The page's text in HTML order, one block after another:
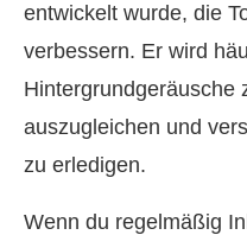
entwickelt wurde, die
verbessern. Er wird
Hintergrundgeräusche
auszugleichen und
zu erledigen.
Wenn du regelmäßig